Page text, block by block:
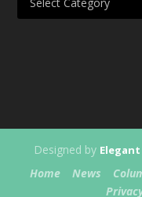
Designed by
Home News